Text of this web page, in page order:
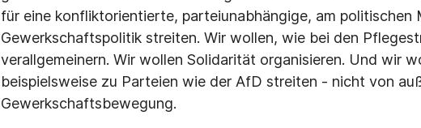
für eine konfliktorientierte, parteiunabhängige, am politischen
Gewerkschaftspolitik streiten. Wir wollen, wie bei den
verallgemeinern. Wir wollen Solidarität organisieren. Und wir
beispielsweise zu Parteien wie der AfD streiten - nicht von
Gewerkschaftsbewegung.